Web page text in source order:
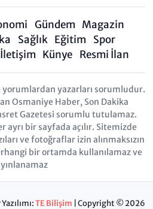
Gündem Magazin
Sağlık Eğitim
Spor
İletişim Künye Resmi İlan
yorumlardan yazarları sorumludur.
Osmaniye Haber, Son Dakika
Gazetesi sorumlu tutulamaz.
bir sayfada açılır. Sitemizde
ve fotoğraflar izin alınmaksızın
bir ortamda kullanılamaz ve
TE Bilişim | Copyright © 2026